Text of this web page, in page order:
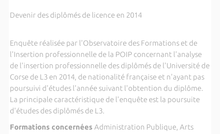
Devenir des diplômés de licence en 2014
Enquête réalisée par l'Observatoire des Formations et de
l'Insertion professionnelle de la POIP concernant l'analyse
de l'insertion professionnelle des diplômés de l'Université de
Corse de L3 en 2014, de nationalité française et n'ayant pas
poursuivi d'études l'année suivant l'obtention du diplôme.
La principale caractéristique de l'enquête est la poursuite
d'études des diplômés de L3.
Formations concernées Administration Publique, Arts